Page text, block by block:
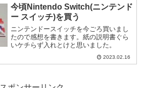
今頃Nintendo Switch(ニンテンド
ー スイッチ)を買う
ニンテンドースイッチを今ごろ買いまし
たので感想を書きます。紙の説明書ぐら
いケチらず入れとけと思いました。
2023.02.16